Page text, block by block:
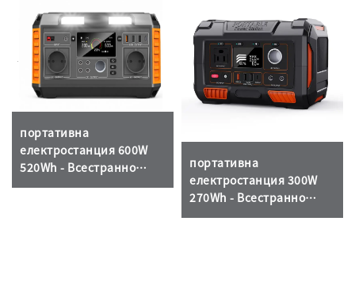
портативна
електростанция 600W
520Wh - Всестранно
енергийно решение за
портативна
електростанция 300W
270Wh - Всестранно
енергийно решение за